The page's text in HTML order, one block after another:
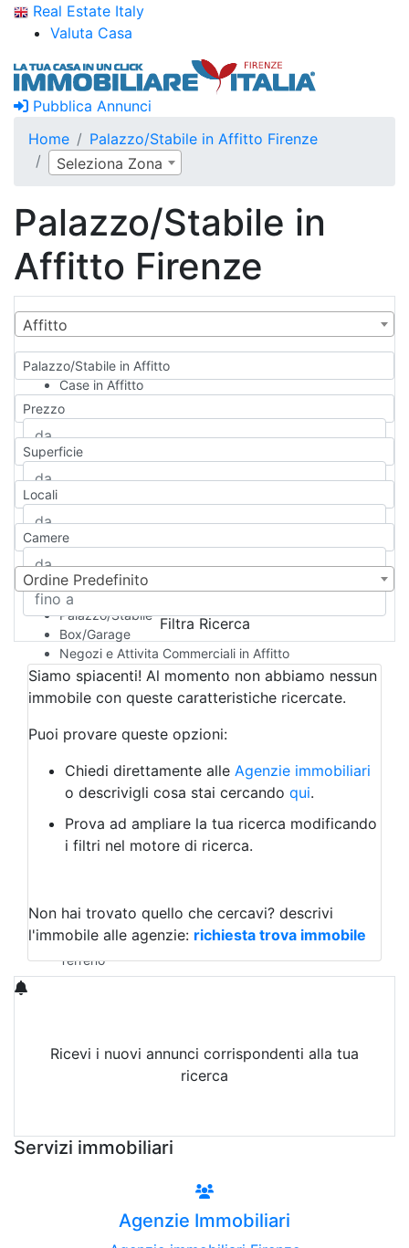
Real Estate Italy
Valuta Casa
Pubblica Annunci
Home
Palazzo/Stabile in Affitto Firenze
Seleziona Zona
Palazzo/Stabile in
Affitto Firenze
Affitto
Palazzo/Stabile in Affitto
Case in Affitto
Qualsiasi
Appartamento
Casa indipendente
Casa Semi-indipendente
Attico/Mansarda
Rustico/Casale
Camera d'Albergo
Multiproprietà
Palazzo/Stabile
Box/Garage
Negozi e Attivita Commerciali in Affitto
Qualsiasi
Attività/Licenza Commerciale
Azienda Agricola
Bar/Ristorante
Albergo
Laboratorio Artigianale
Negozio/locale commerciale
Agriturismo
Magazzini
Qualsiasi
Terreno edificabile
Terreno
Prezzo
Superficie
Locali
Camere
Ordine Predefinito
Filtra Ricerca
Siamo spiacenti! Al momento non abbiamo nessun
immobile con queste caratteristiche ricercate.
Puoi provare queste opzioni:
Chiedi direttamente alle Agenzie immobiliari
o descrivigli cosa stai cercando qui.
Prova ad ampliare la tua ricerca modificando
i filtri nel motore di ricerca.
Non hai trovato quello che cercavi? descrivi
l'immobile alle agenzie: richiesta trova immobile
Ricevi i nuovi annunci corrispondenti alla tua
ricerca
Servizi immobiliari
Agenzie Immobiliari